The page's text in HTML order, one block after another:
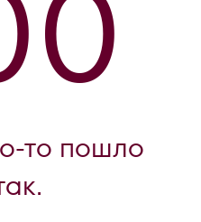
то пошло